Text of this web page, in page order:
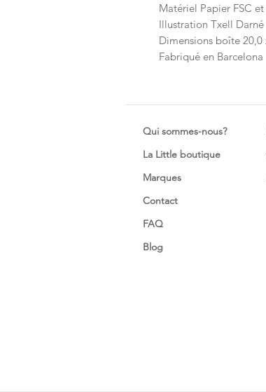
Matériel Papier FSC
Illustration Txell Darné
Dimensions boîte 20,0
Fabriqué en Barcelona
Qui sommes-nous?
La Little boutique
Marques
Contact
FAQ
Blog